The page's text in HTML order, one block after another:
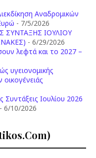
Αναδρομικών
- 7/5/2026
ΣΥΝΤΑΞΗΣ ΙΟΥΛΙΟΥ
- 6/29/2026
λεφτά και το 2027 –
υγειονομικής
Ιουλίου 2026
- 6/10/2026